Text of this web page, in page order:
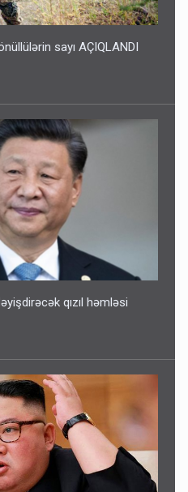
sayı AÇIQLANDI
qızıl həmləsi